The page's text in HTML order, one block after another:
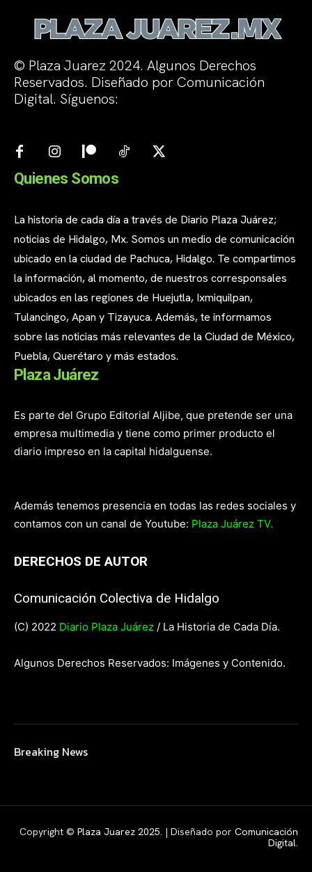
© Plaza Juarez 2024. Algunos Derechos
Reservados. Diseñado por Comunicación
Digital. Síguenos:
Quienes Somos
La historia de cada día a través de Diario Plaza Juárez;
noticias de Hidalgo, Mx. Somos un medio de comunicación
ubicado en la ciudad de Pachuca, Hidalgo. Te compartimos
la información, al momento, de nuestros corresponsales
ubicados en las regiones de Huejutla, Ixmiquilpan,
Tulancingo, Apan y Tizayuca. Además, te informamos
sobre las noticias más relevantes de la Ciudad de México,
Puebla, Querétaro y más estados.
Plaza Juárez
Es parte del Grupo Editorial Aljibe, que pretende ser una
empresa multimedia y tiene como primer producto el
diario impreso en la capital hidalguense.
Además tenemos presencia en todas las redes sociales y
contamos con un canal de Youtube: Plaza Juárez TV.
DERECHOS DE AUTOR
Comunicación Colectiva de Hidalgo
(C) 2022 Diario Plaza Juárez / La Historia de Cada Día.
Algunos Derechos Reservados: Imágenes y Contenido.
Breaking News
Copyright © Plaza Juarez 2025 . | Diseñado por Comunicación
Digital.